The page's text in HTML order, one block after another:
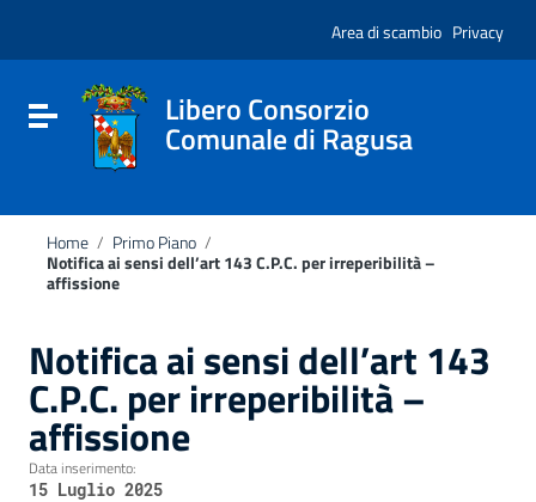
sito
include
Vai al footer
Area di scambio Privacy
Attiva / disattiva la navigazione
Libero Consorzio
Comunale di Ragusa
Home / Primo Piano /
Notifica ai sensi dell’art 143 C.P.C. per irreperibilità –
affissione
Notifica ai sensi dell’art 143
C.P.C. per irreperibilità –
affissione
Data inserimento:
15 Luglio 2025